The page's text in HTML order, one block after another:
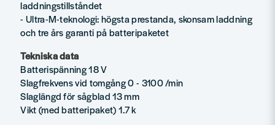
laddningstillståndet
- Ultra-M-teknologi: högsta prestanda, skonsam laddning
och tre års garanti på batteripaketet
Tekniska data
Batterispänning 18 V
Slagfrekvens vid tomgång 0 - 3100 /min
Slaglängd för sågblad 13 mm
Vikt (med batteripaket) 1.7 k